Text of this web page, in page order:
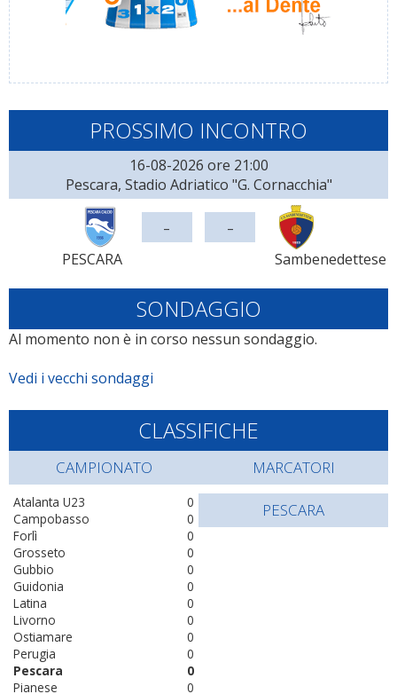
PROSSIMO INCONTRO
16-08-2026 ore 21:00
Pescara, Stadio Adriatico "G. Cornacchia"
PESCARA
- -
Sambenedettese
SONDAGGIO
Al momento non è in corso nessun sondaggio.
Vedi i vecchi sondaggi
CLASSIFICHE
CAMPIONATO
0
Atalanta U23
0
Campobasso
0
Forlì
0
Grosseto
0
Gubbio
0
Guidonia
0
Latina
0
Livorno
0
Ostiamare
0
Perugia
0
Pescara
0
Pianese
MARCATORI
PESCARA